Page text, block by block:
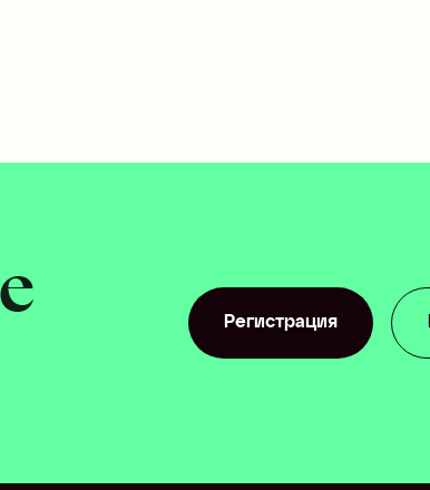
Регистрация
Регистрация